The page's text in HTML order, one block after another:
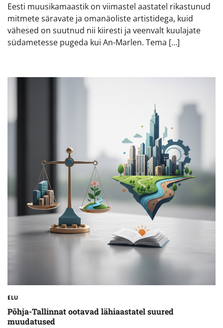
Eesti muusikamaastik on viimastel aastatel rikastunud
mitmete säravate ja omanäoliste artistidega, kuid
vähesed on suutnud nii kiiresti ja veenvalt kuulajate
südametesse pugeda kui An-Marlen. Tema […]
ELU
Põhja-Tallinnat ootavad lähiaastatel suured
muudatused